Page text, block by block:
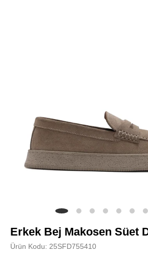
Erkek Bej Makosen Süet
Ürün Kodu: 25SFD755410